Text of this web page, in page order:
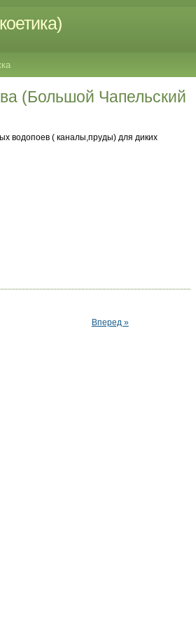
(Большой Чапельский
водопоев ( каналы,пруды) для диких
Вперед »